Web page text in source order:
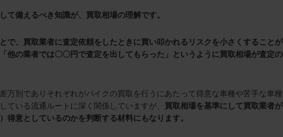
て備えるべき知識が、買取相場の理解です。
で、買取業者に査定依頼をしたときに買い叩かれるリスクを小さくすることが
他の業者では〇〇円で査定を出してもらった」というように買取相場が査定
万別でありそれぞれがバイクの買取を行うにあたって得意な車種や苦手な車
ている流通ルートに深く関係していますが、 買取相場を基準にして買取業者
得意としているのかを判断する材料にもなります。